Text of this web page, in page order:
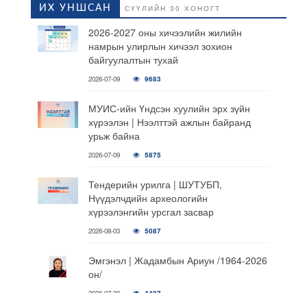
ИХ УНШСАН СҮҮЛИЙН 30 ХОНОГТ
2026-2027 оны хичээлийн жилийн
намрын улирлын хичээл зохион
байгуулалтын тухай
2026-07-09 9683
МУИС-ийн Үндсэн хуулийн эрх зүйн
хүрээлэн | Нээлттэй ажлын байранд
урьж байна
2026-07-09 5875
Тендерийн урилга | ШУТУБП,
Нүүдэлчдийн археологийн
хүрээлэнгийн урсгал засвар
2026-08-03 5087
Эмгэнэл | Жадамбын Ариун /1964-2026
он/